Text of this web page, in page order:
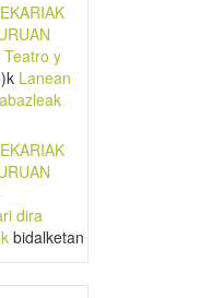
Teatro y
Lanean
dira
bidalketan